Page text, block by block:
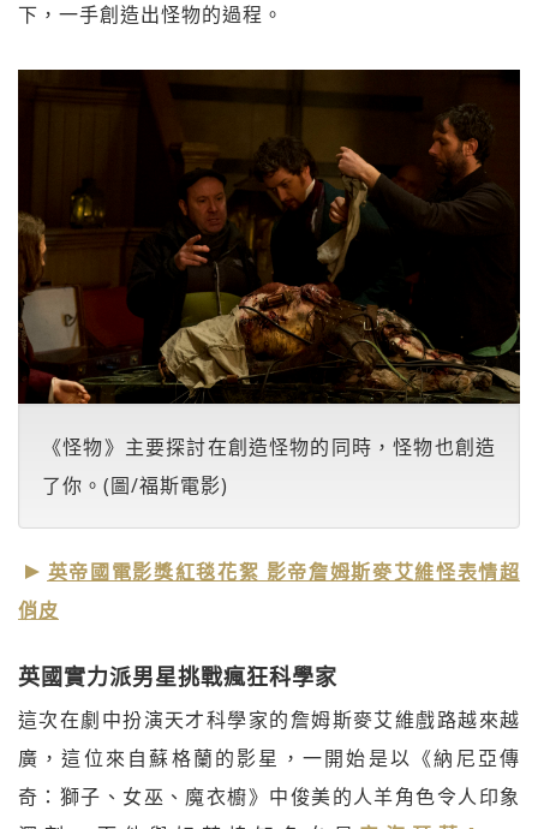
下，一手創造出怪物的過程。
《怪物》主要探討在創造怪物的同時，怪物也創造
了你。(圖/福斯電影)
英帝國電影獎紅毯花絮 影帝詹姆斯麥艾維怪表情超
俏皮
英國實力派男星挑戰瘋狂科學家
這次在劇中扮演天才科學家的詹姆斯麥艾維戲路越來越
廣，這位來自蘇格蘭的影星，一開始是以《納尼亞傳
奇：獅子、女巫、魔衣櫥》中俊美的人羊角色令人印象